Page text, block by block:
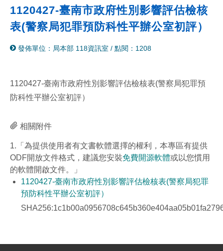
網
站
facebook
友
1120427-臺南市政府性別影響評估檢核
表(警察局犯罪預防科性平辦公室初評）
發佈單位：局本部 118資訊室 / 點閱：1208
1120427-臺南市政府性別影響評估檢核表(警察局犯罪預
防科性平辦公室初評）
相關附件
1.「為提供使用者有文書軟體選擇的權利，本專區有提供
ODF開放文件格式，建議您安裝免費開源軟體或以您慣用
的軟體開啟文件。」
1120427-臺南市政府性別影響評估檢核表(警察局犯罪
預防科性平辦公室初評）